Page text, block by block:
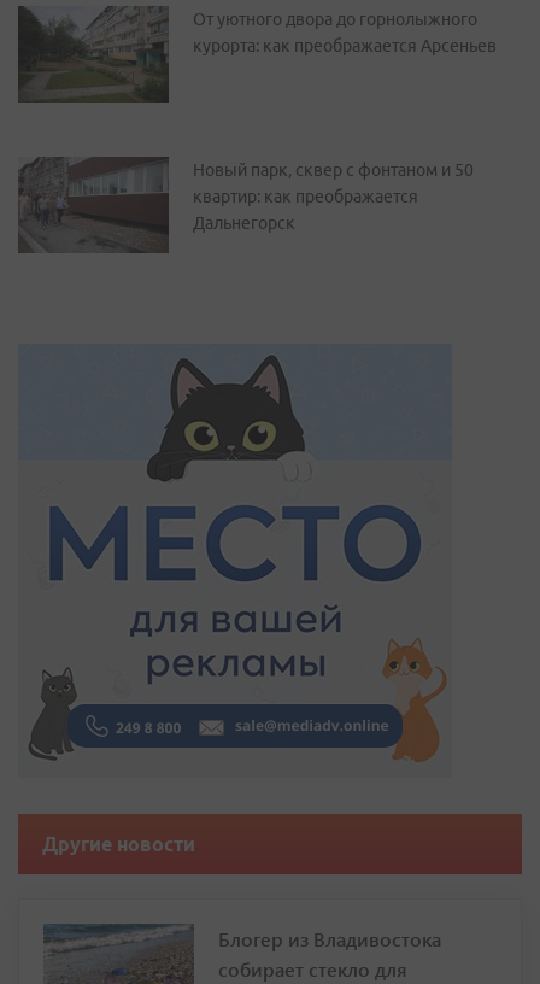
От уютного двора до горнолыжного
курорта: как преображается Арсеньев
Новый парк, сквер с фонтаном и 50
квартир: как преображается
Дальнегорск
Другие новости
Блогер из Владивостока
собирает стекло для